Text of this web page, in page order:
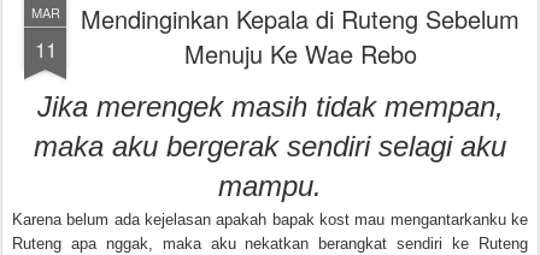
MAR
11
Mendinginkan Kepala di Ruteng Sebelum
Menuju Ke Wae Rebo
Jika merengek masih tidak mempan,
maka aku bergerak sendiri selagi aku
mampu.
Karena belum ada kejelasan apakah bapak kost mau mengantarkanku ke
Ruteng apa nggak, maka aku nekatkan berangkat sendiri ke Ruteng